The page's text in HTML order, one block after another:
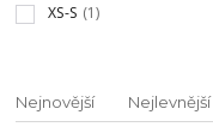
XS-S (1)
Nejnovější Nejlevnější